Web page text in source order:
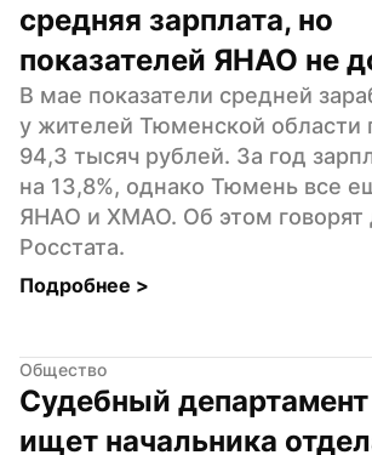
средняя зарплата, но
показателей ЯНАО не
В мае показатели средней
у жителей Тюменской области
94,3 тысяч рублей. За год
на 13,8%, однако Тюмень все
ЯНАО и ХМАО. Об этом говорят
Росстата.
Подробнее >
Общество
Судебный
ищет начальника